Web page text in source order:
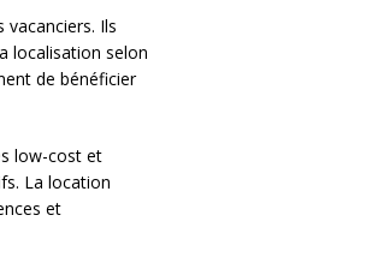
Ils
localisation selon
de bénéficier
low-cost et
La location
et